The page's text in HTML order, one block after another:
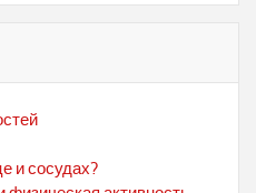
и сосудах?